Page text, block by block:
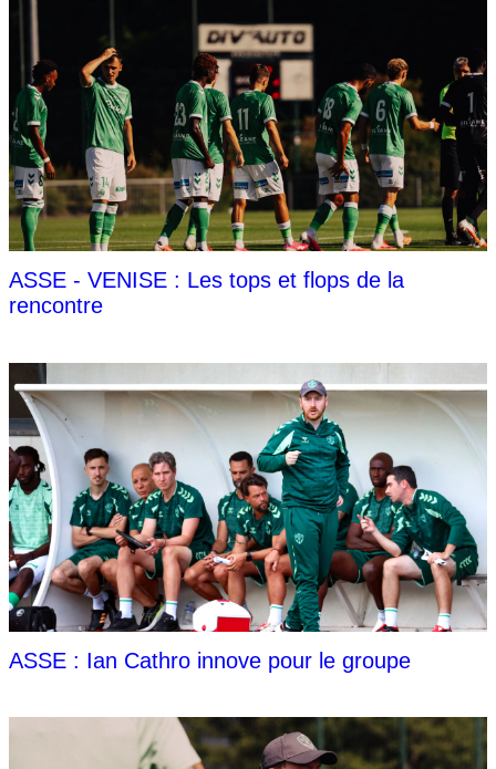
ASSE - VENISE : Les tops et flops de la
rencontre
ASSE : Ian Cathro innove pour le groupe